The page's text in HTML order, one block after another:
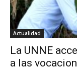
Actualidad
La UNNE
a las